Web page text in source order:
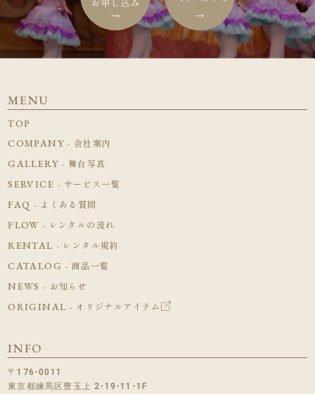
MENU
TOP
COMPANY - 会社案内
GALLERY - 舞台写真
SERVICE - サービス一覧
FAQ - よくある質問
FLOW - レンタルの流れ
RENTAL - レンタル規約
CATALOG - 商品一覧
NEWS - お知らせ
ORIGINAL - オリジナルアイテム
INFO
〒176-0011
東京都練馬区豊玉上 2-19-11-1F